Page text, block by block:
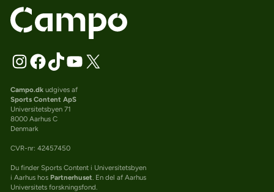
Campo.dkudgives af
Sports Content ApS
Universitetsbyen 71
8000 Aarhus C
Denmark
CVR-nr: 42457450
Du finder Sports Content i Universitetsbyen
i Aarhus hos Partnerhuset. En del af Aarhus
Universitets forskningsfond.